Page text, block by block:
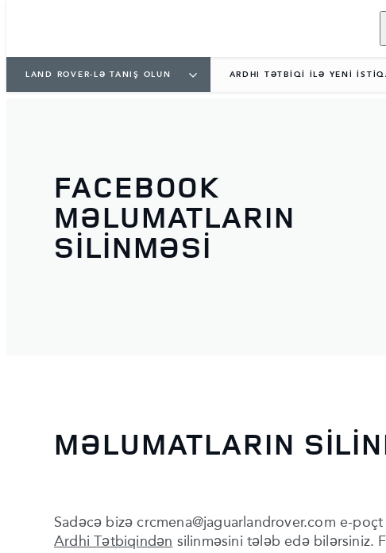
LAND ROVER-LƏ TANIŞ OLUN ARDHI TƏTBİQİ İLƏ YENİ
FACEBOOK
MƏLUMATLARIN
SİLİNMƏSİ
MƏLUMATLARIN
Sadəcə bizə crcmena@jaguarlandrover.com e-poçt
Ardhi Tətbiqindən silinməsini tələb edə bilərsiniz.